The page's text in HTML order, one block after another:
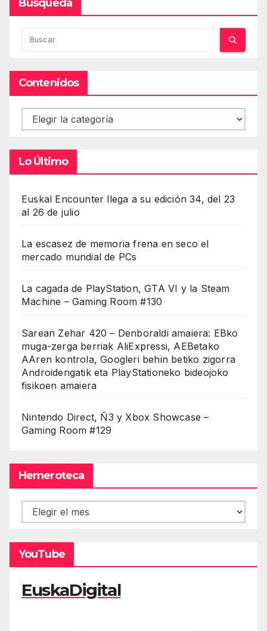
Busqueda
Contenidos
Contenidos
Lo Último
Euskal Encounter llega a su edición 34, del 23
al 26 de julio
La escasez de memoria frena en seco el
mercado mundial de PCs
La cagada de PlayStation, GTA VI y la Steam
Machine – Gaming Room #130
Sarean Zehar 420 – Denboraldi amaiera: EBko
muga-zerga berriak AliExpressi, AEBetako
AAren kontrola, Googleri behin betiko zigorra
Androidengatik eta PlayStationeko bideojoko
fisikoen amaiera
Nintendo Direct, Ñ3 y Xbox Showcase –
Gaming Room #129
Hemeroteca
Hemeroteca
YouTube
EuskaDigital